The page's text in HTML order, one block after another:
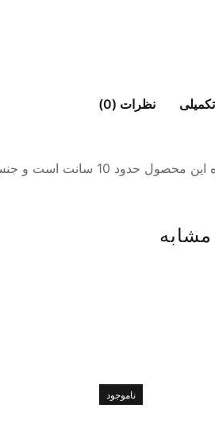
نظرات (0)
حدود 10 سانت است و جنس آن نشکن است و کیفیت بالایی دارد.
ناموجود